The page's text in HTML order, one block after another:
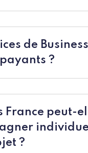
de
?
France peut-
?